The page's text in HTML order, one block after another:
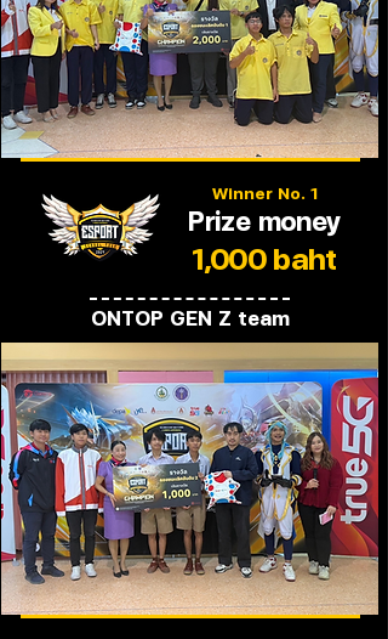
Winner No. 1
Prize money
1,000 baht
ONTOP GEN Z team